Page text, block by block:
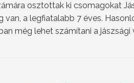
osztottak ki csomagokat
van, a legfiatalabb 7 éves.
még lehet számítani a jászsági